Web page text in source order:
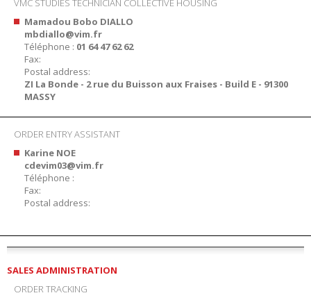
VMC STUDIES TECHNICIAN COLLECTIVE HOUSING
Mamadou Bobo DIALLO
mbdiallo@vim.fr
Téléphone : 01 64 47 62 62
Fax:
Postal address:
ZI La Bonde - 2 rue du Buisson aux Fraises - Build E - 91300
MASSY
ORDER ENTRY ASSISTANT
Karine NOE
cdevim03@vim.fr
Téléphone :
Fax:
Postal address:
SALES ADMINISTRATION
ORDER TRACKING